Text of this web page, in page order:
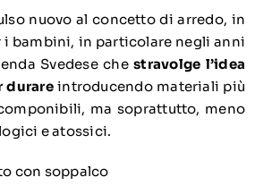
nuovo al concetto di arredo, in
i bambini, in particolare negli anni
Svedese chestravolge l’idea
durareintroducendo materiali più
ma soprattutto, meno
e atossici.